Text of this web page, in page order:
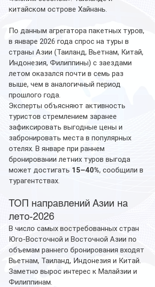
китайском острове Хайнань.
По данным агрегатора пакетных туров,
в январе 2026 года спрос на туры в
страны Азии (Таиланд, Вьетнам, Китай,
Индонезия, Филиппины) с заездами
летом оказался почти в семь раз
выше, чем в аналогичный период
прошлого года.
Эксперты объясняют активность
туристов стремлением заранее
зафиксировать выгодные цены и
забронировать места в популярных
отелях. В январе при раннем
бронировании летних туров выгода
может достигать 15–40%, сообщили в
турагентствах.
ТОП направлений Азии на
лето-2026
В число самых востребованных стран
Юго-Восточной и Восточной Азии по
объемам раннего бронирования входят
Вьетнам, Таиланд, Индонезия и Китай.
Заметно вырос интерес к Малайзии и
Филиппинам.